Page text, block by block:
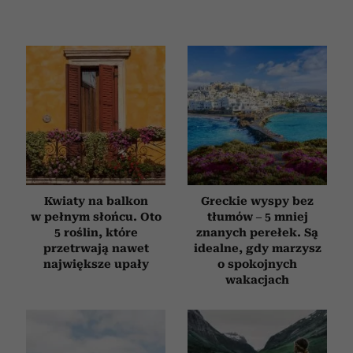
Kwiaty na balkon
w pełnym słońcu. Oto
5 roślin, które
przetrwają nawet
największe upały
Greckie wyspy bez
tłumów – 5 mniej
znanych perełek. Są
idealne, gdy marzysz
o spokojnych
wakacjach